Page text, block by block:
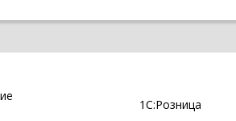
1С:Розница